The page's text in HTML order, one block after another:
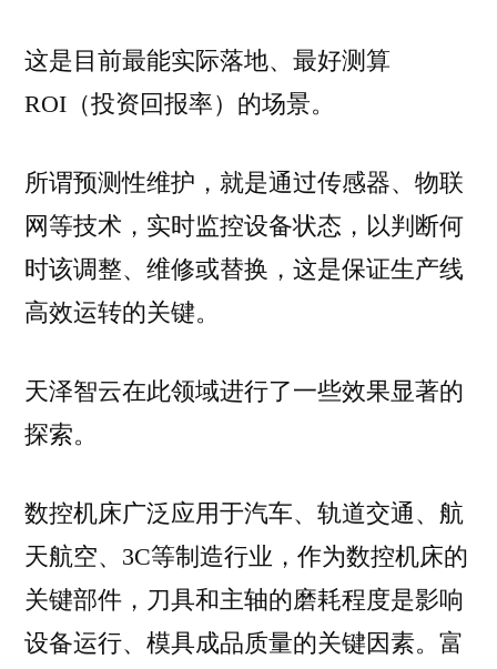
这是目前最能实际落地、最好测算
ROI（投资回报率）的场景。
所谓预测性维护，就是通过传感器、物联
网等技术，实时监控设备状态，以判断何
时该调整、维修或替换，这是保证生产线
高效运转的关键。
天泽智云在此领域进行了一些效果显著的
探索。
数控机床广泛应用于汽车、轨道交通、航
天航空、3C等制造行业，作为数控机床的
关键部件，刀具和主轴的磨耗程度是影响
设备运行、模具成品质量的关键因素。富